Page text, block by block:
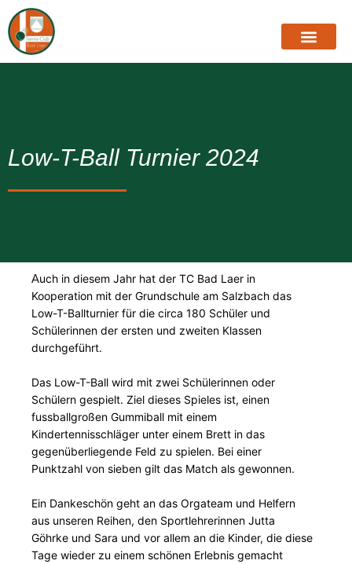
Low-T-Ball Turnier 2024
Auch in diesem Jahr hat der TC Bad Laer in
Kooperation mit der Grundschule am Salzbach das
Low-T-Ballturnier für die circa 180 Schüler und
Schülerinnen der ersten und zweiten Klassen
durchgeführt.
Das Low-T-Ball wird mit zwei Schülerinnen oder
Schülern gespielt. Ziel dieses Spieles ist, einen
fussballgroßen Gummiball mit einem
Kindertennisschläger unter einem Brett in das
gegenüberliegende Feld zu spielen. Bei einer
Punktzahl von sieben gilt das Match als gewonnen.
Ein Dankeschön geht an das Orgateam und Helfern
aus unseren Reihen, den Sportlehrerinnen Jutta
Göhrke und Sara und vor allem an die Kinder, die diese
Tage wieder zu einem schönen Erlebnis gemacht